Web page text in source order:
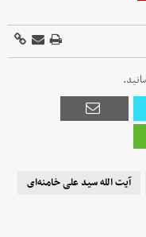
آیت الله سید علی خامنه‌ای